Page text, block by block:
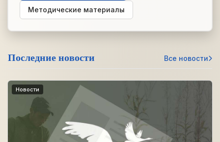
Методические материалы
Последние новости Все новости
Новости